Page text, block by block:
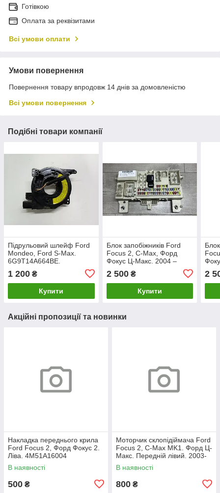
Готівкою
Оплата за реквізитами
Всі умови оплати
Умови повернення
Повернення товару впродовж 14 днів за домовленістю
Всі умови повернення
Подібні товари компанії
Підрульовий шлейф Ford
Mondeo, Ford S-Max.
6G9T14A664BE.
1 200 ₴
Купити
Блок запобіжників Ford
Focus 2, C-Max, Форд
Фокус Ц-Макс. 2004 –
2 500₴
Купити
2
Акційні пропозиції та новинки
Накладка переднього крила
Ford Focus 2, Форд Фокус 2.
Ліва. 4M51A16004
В наявності
500 ₴
Моторчик склопідіймача Ford
Focus 2, C-Max MK1. Форд Ц-
Макс. Передній лівий. 2003-
2007. 981405110.
В наявності
800 ₴